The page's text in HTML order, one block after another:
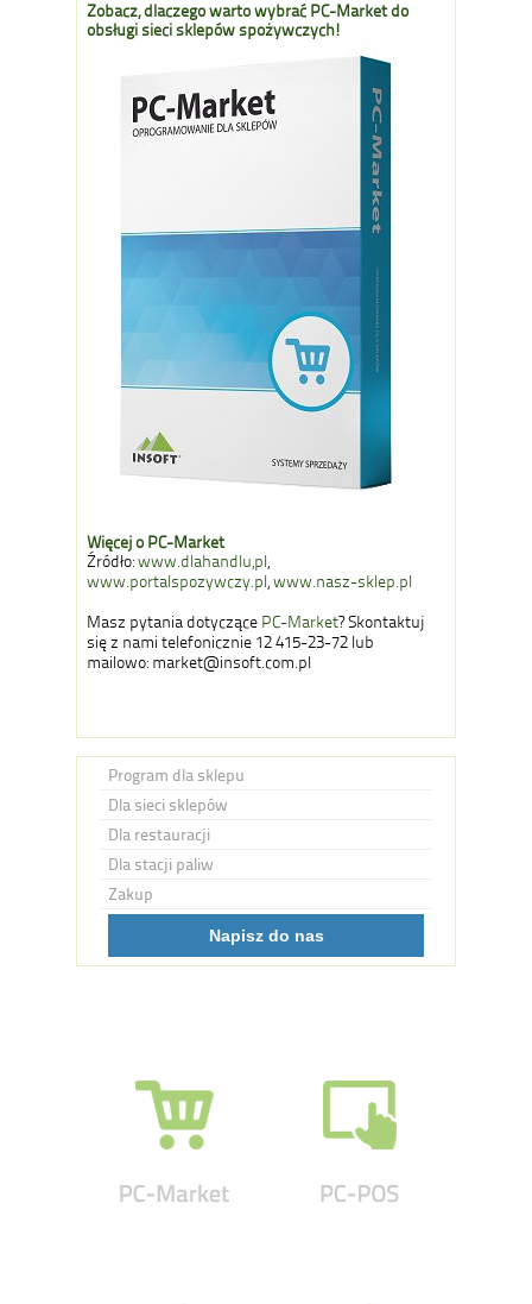
Zobacz, dlaczego warto wybrać PC-Market do
obsługi sieci sklepów spożywczych!
Więcej o PC-Market
Źródło:www.dlahandlu,pl
www.portalspozywczy.pl www.nasz-sklep.pl
Masz pytania dotyczące PC-Market? Skontaktuj
się z nami telefonicznie 12 415-23-72 lub
mailowo: market@insoft.com.pl
Program dla sklepu
Dla sieci sklepów
Dla restauracji
Dla stacji paliw
Zakup
Napisz do nas